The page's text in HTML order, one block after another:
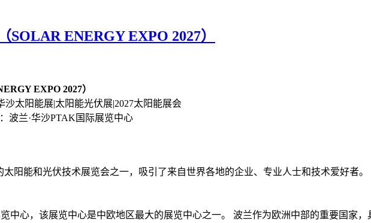
ENERGY EXPO 2027）
EXPO 2027）
沙太阳能展|太阳能光伏展|2027太阳能展会
波兰·华沙PTAK国际展览中心
阳能和光伏技术展览会之一，吸引了来自世界各地的企业、专业人士和技术爱好者
中心，该展览中心是中欧地区最大的展览中心之一。 波兰作为欧洲中部的重要国家